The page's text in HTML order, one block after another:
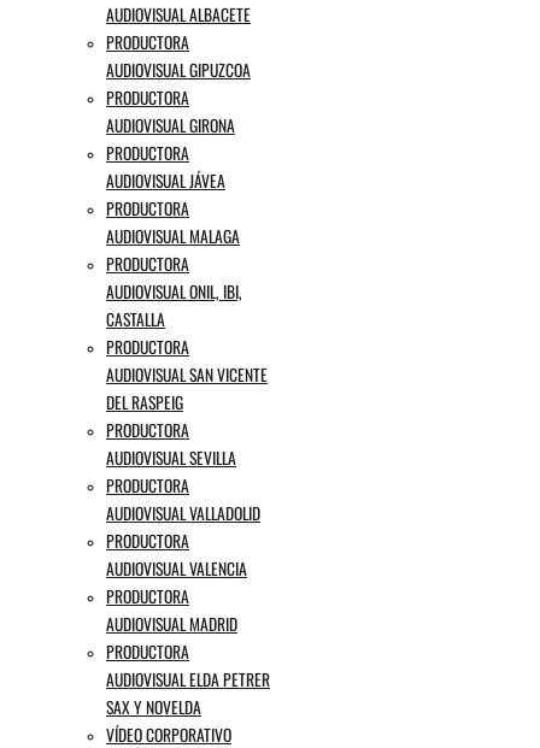
AUDIOVISUAL ALBACETE
PRODUCTORA
AUDIOVISUAL GIPUZCOA
PRODUCTORA
AUDIOVISUAL GIRONA
PRODUCTORA
AUDIOVISUAL JÁVEA
PRODUCTORA
AUDIOVISUAL MALAGA
PRODUCTORA
AUDIOVISUAL ONIL, IBI,
CASTALLA
PRODUCTORA
AUDIOVISUAL SAN VICENTE
DEL RASPEIG
PRODUCTORA
AUDIOVISUAL SEVILLA
PRODUCTORA
AUDIOVISUAL VALLADOLID
PRODUCTORA
AUDIOVISUAL VALENCIA
PRODUCTORA
AUDIOVISUAL MADRID
PRODUCTORA
AUDIOVISUAL ELDA PETRER
SAX Y NOVELDA
VÍDEO CORPORATIVO